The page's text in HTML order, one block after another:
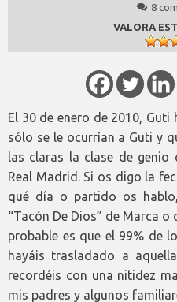
8
VALORA
El 30 de enero de 2010,
sólo se le ocurrían a Guti y
las claras la clase de
Real Madrid. Si os digo la
qué día o partido os
“Tacón De Dios” de Marca
probable es que el 99% de
hayáis trasladado a
recordéis con una nitidez
mis padres y algunos